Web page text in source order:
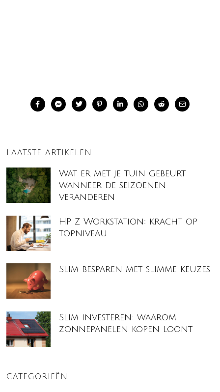
LAATSTE ARTIKELEN
Wat er met je tuin gebeurt
wanneer de seizoenen
veranderen
HP Z Workstation: kracht op
topniveau
Slim besparen met slimme keuzes
Slim investeren: waarom
zonnepanelen kopen loont
CATEGORIEËN